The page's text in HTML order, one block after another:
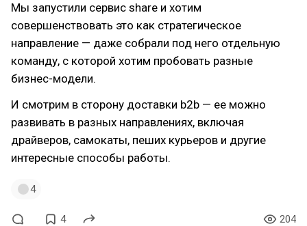
Мы запустили сервис share и хотим
совершенствовать это как стратегическое
направление — даже собрали под него отдельную
команду, с которой хотим пробовать разные
бизнес-модели.
И смотрим в сторону доставки b2b — ее можно
развивать в разных направлениях, включая
драйверов, самокаты, пеших курьеров и другие
интересные способы работы.
4
4 204